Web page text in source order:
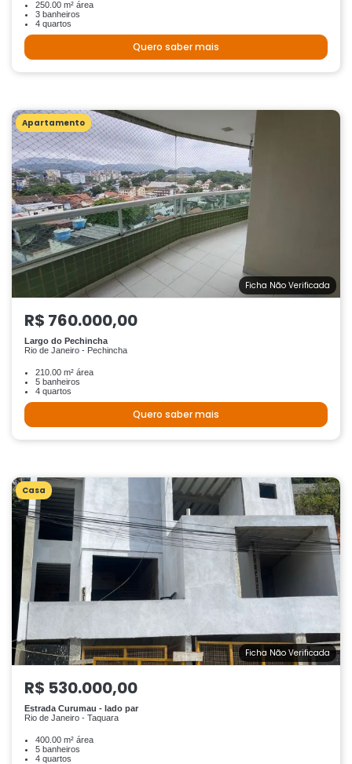
250.00 m² área
3 banheiros
4 quartos
Quero saber mais
Apartamento
Ficha Não Verificada
R$ 760.000,00
Largo do Pechincha
Rio de Janeiro - Pechincha
210.00 m² área
5 banheiros
4 quartos
Quero saber mais
Casa
Ficha Não Verificada
R$ 530.000,00
Estrada Curumau - lado par
Rio de Janeiro - Taquara
400.00 m² área
5 banheiros
4 quartos